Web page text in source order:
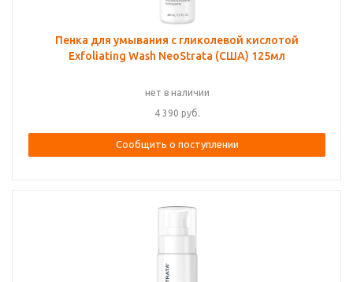
Пенка для умывания с гликолевой кислотой
Exfoliating Wash NeoStrata (США) 125мл
нет в наличии
4 390 руб.
Сообщить о поступлении